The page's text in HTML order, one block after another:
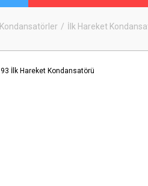
Kondansatörler İlk Hareket